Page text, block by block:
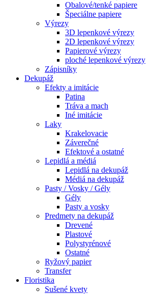
Obalové/tenké papiere
Špeciálne papiere
Výrezy
3D lepenkové výrezy
2D lepenkové výrezy
Papierové výrezy
ploché lepenkové výrezy
Zápisníky
Dekupáž
Efekty a imitácie
Patina
Tráva a mach
Iné imitácie
Laky
Krakelovacie
Záverečné
Efektové a ostatné
Lepidlá a médiá
Lepidlá na dekupáž
Médiá na dekupáž
Pasty / Vosky / Gély
Gély
Pasty a vosky
Predmety na dekupáž
Drevené
Plastové
Polystyrénové
Ostatné
Ryžový papier
Transfer
Floristika
Sušené kvety